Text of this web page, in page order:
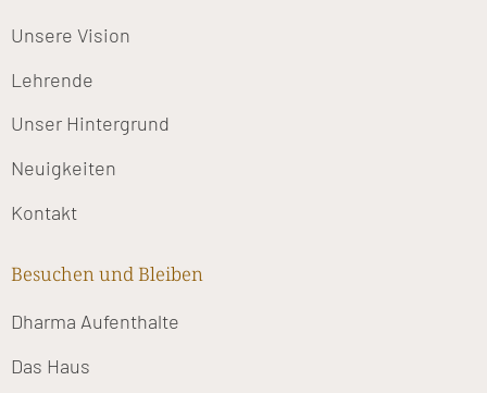
Unsere Vision
Lehrende
Unser Hintergrund
Neuigkeiten
Kontakt
Besuchen und Bleiben
Dharma Aufenthalte
Das Haus